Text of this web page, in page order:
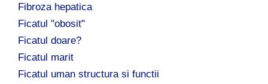
Fibroza hepatica
Ficatul "obosit"
Ficatul doare?
Ficatul marit
Ficatul uman structura si functii